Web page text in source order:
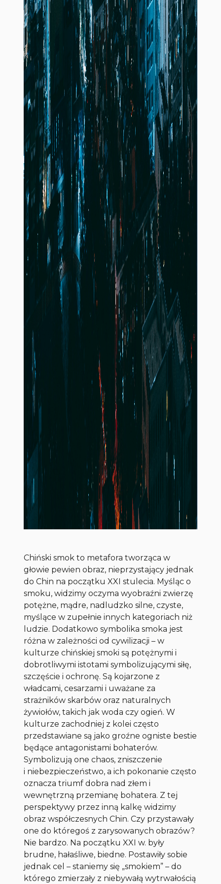
Chiński smok to metafora tworząca w
głowie pewien obraz, nieprzystający jednak
do Chin na początku XXI stulecia. Myśląc o
smoku, widzimy oczyma wyobraźni zwierzę
potężne, mądre, nadludzko silne, czyste,
myślące w zupełnie innych kategoriach niż
ludzie. Dodatkowo symbolika smoka jest
różna w zależności od cywilizacji – w
kulturze chińskiej smoki są potężnymi i
dobrotliwymi istotami symbolizującymi siłę,
szczęście i ochronę. Są kojarzone z
władcami, cesarzami i uważane za
strażników skarbów oraz naturalnych
żywiołów, takich jak woda czy ogień. W
kulturze zachodniej z kolei często
przedstawiane są jako groźne ogniste bestie
będące antagonistami bohaterów.
Symbolizują one chaos, zniszczenie
i niebezpieczeństwo, a ich pokonanie często
oznacza triumf dobra nad złem i
wewnętrzną przemianę bohatera. Z tej
perspektywy przez inną kalkę widzimy
obraz współczesnych Chin. Czy przystawały
one do któregoś z zarysowanych obrazów?
Nie bardzo. Na początku XXI w. były
brudne, hałaśliwe, biedne. Postawiły sobie
jednak cel – staniemy się „smokiem” – do
którego zmierzały z niebywałą wytrwałością